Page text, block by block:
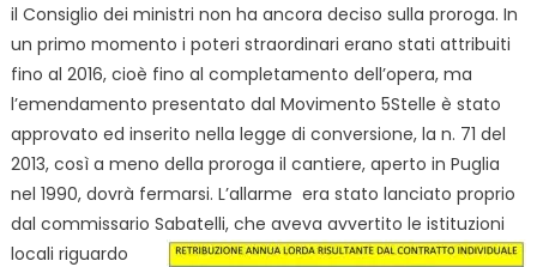
il Consiglio dei ministri non ha ancora deciso sulla proroga. In
un primo momento i poteri straordinari erano stati attribuiti
fino al 2016, cioè fino al completamento dell’opera, ma
l’emendamento presentato dal Movimento 5Stelle è stato
approvato ed inserito nella legge di conversione, la n. 71 del
2013, così a meno della proroga il cantiere, aperto in Puglia
nel 1990, dovrà fermarsi. L’allarme era stato lanciato proprio
dal commissario Sabatelli, che aveva avvertito le istituzioni
locali riguardo